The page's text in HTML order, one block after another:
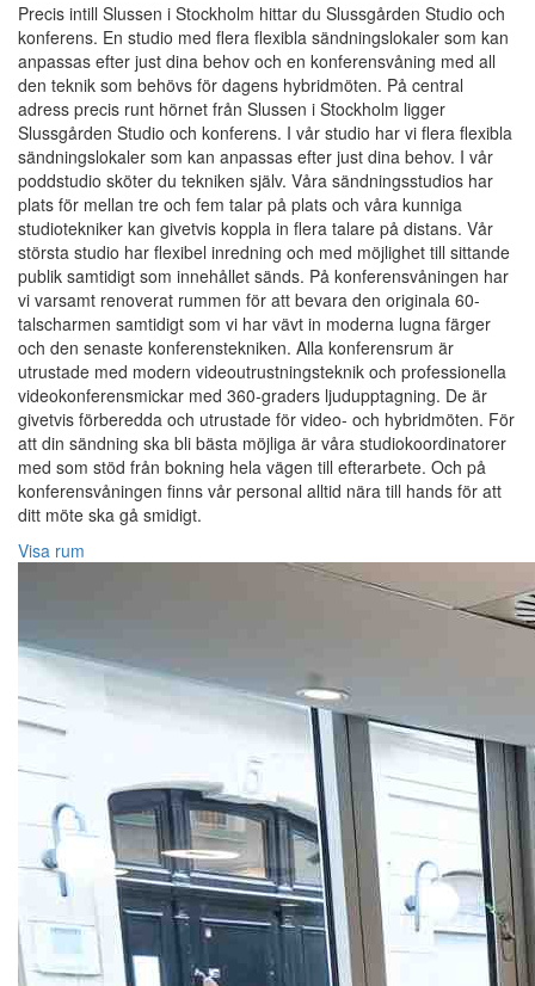
Precis intill Slussen i Stockholm hittar du Slussgården Studio och
konferens. En studio med flera flexibla sändningslokaler som kan
anpassas efter just dina behov och en konferensvåning med all
den teknik som behövs för dagens hybridmöten. På central
adress precis runt hörnet från Slussen i Stockholm ligger
Slussgården Studio och konferens. I vår studio har vi flera flexibla
sändningslokaler som kan anpassas efter just dina behov. I vår
poddstudio sköter du tekniken själv. Våra sändningsstudios har
plats för mellan tre och fem talar på plats och våra kunniga
studiotekniker kan givetvis koppla in flera talare på distans. Vår
största studio har flexibel inredning och med möjlighet till sittande
publik samtidigt som innehållet sänds. På konferensvåningen har
vi varsamt renoverat rummen för att bevara den originala 60-
talscharmen samtidigt som vi har vävt in moderna lugna färger
och den senaste konferenstekniken. Alla konferensrum är
utrustade med modern videoutrustningsteknik och professionella
videokonferensmickar med 360-graders ljudupptagning. De är
givetvis förberedda och utrustade för video- och hybridmöten. För
att din sändning ska bli bästa möjliga är våra studiokoordinatorer
med som stöd från bokning hela vägen till efterarbete. Och på
konferensvåningen finns vår personal alltid nära till hands för att
ditt möte ska gå smidigt.
Visa rum